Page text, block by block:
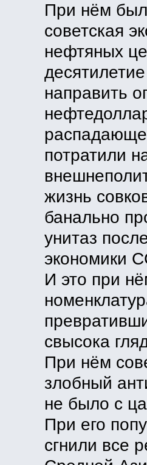
При нём
советская
нефтяных
направить
потратили
жизнь
банально
унитаз
экономики
И это при
свысока
При нём
злобный
не было с
При его
сгнили все